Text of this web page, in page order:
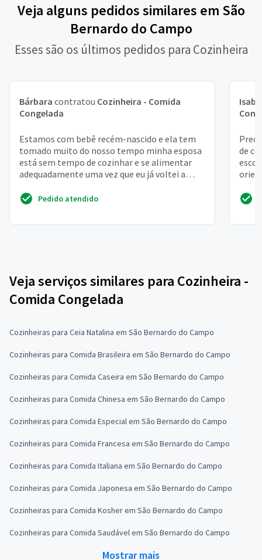
Veja alguns pedidos similares em São
Bernardo do Campo
Esses são os últimos pedidos para Cozinheira
Bárbara contratou Cozinheira - Comida
Congelada
Estamos com bebê recém-nascido e ela tem
tomado muito do nosso tempo minha esposa
está sem tempo de cozinhar e se alimentar
adequadamente uma vez que eu já voltei a
Pedido atendido
de
Veja serviços similares para Cozinheira -
Comida Congelada
Cozinheiras para Ceia Natalina em São Bernardo do Campo
Cozinheiras para Comida Brasileira em São Bernardo do Campo
Cozinheiras para Comida Caseira em São Bernardo do Campo
Cozinheiras para Comida Chinesa em São Bernardo do Campo
Cozinheiras para Comida Especial em São Bernardo do Campo
Cozinheiras para Comida Francesa em São Bernardo do Campo
Cozinheiras para Comida Italiana em São Bernardo do Campo
Cozinheiras para Comida Japonesa em São Bernardo do Campo
Cozinheiras para Comida Kosher em São Bernardo do Campo
Cozinheiras para Comida Saudável em São Bernardo do Campo
Mostrar mais